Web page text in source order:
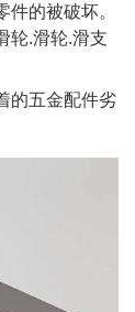
的被破坏。
轮.滑轮.滑支
的五金配件劣